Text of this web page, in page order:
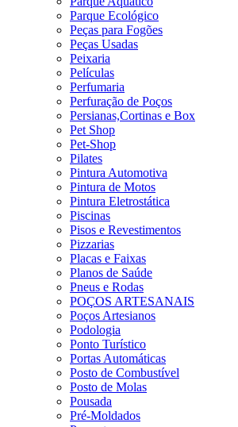
Parque Ecológico
Peças para Fogões
Peças Usadas
Peixaria
Películas
Perfumaria
Perfuração de Poços
Persianas,Cortinas e Box
Pet Shop
Pet-Shop
Pilates
Pintura Automotiva
Pintura de Motos
Pintura Eletrostática
Piscinas
Pisos e Revestimentos
Pizzarias
Placas e Faixas
Planos de Saúde
Pneus e Rodas
POÇOS ARTESANAIS
Poços Artesianos
Podologia
Ponto Turístico
Portas Automáticas
Posto de Combustível
Posto de Molas
Pousada
Pré-Moldados